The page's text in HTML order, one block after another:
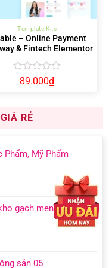
Template Kits
– Online Payment
& Fintech Elementor
Template Kit
Được
5
89.000₫
RẺ
Phẩm, Mỹ Phẩm
gạch men
sản 05